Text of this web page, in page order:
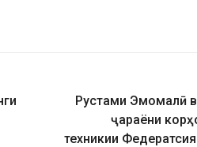
Рустами Эмомалӣ
ҷараёни
техникии